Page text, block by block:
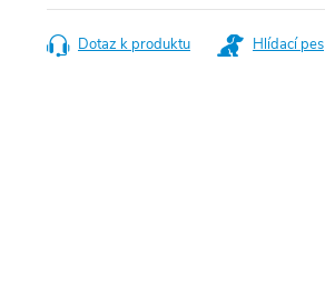
cena:
Dotaz k produktu Hlídací pes